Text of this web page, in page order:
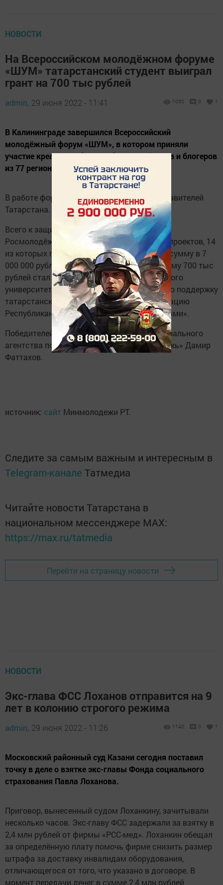
НОВОСТИ
На Всероссийском молодёжном форуме
«ШУМ» татарстанский студент выиграл
грант на 700 тыс рублей
admin, 29 июня 2022 - 11:41 1050 0 1
В Калининграде завершился Всероссийский
молодёжный форум «ШУМ», в котором приняли
участие креаторов, фотографов, дизайнеров и блогеров
из 77 регионов страны.
В работе форума приняли участие 9 представителей
Татарстана.
Всего к защите в грантовом конкурсе от
Росмолодёжь.Гранты были допущены 113 проектов, 14
из которых получили поддержку на общую сумму в 7
000 000 рублей. Обладателем гранта на сумму 700 тыс
рублей стал студент Казанского федерального
университета Дмитрий Томкевич. Грантовую поддержку
татарстанский участник получил на реализацию
Республиканской медиашколы «Слово за нами».
Победителей награждал заместитель Федерального
агентства по делам молодёжи «Росмолодёжь» Дамир
Фаттахов.
источник: сайт Минмолодежи РТ.
Следите за самым важным и интересным в
Telegram-канале Татмедиа
Читайте новости Татарстана в
национальном мессенджере MАХ:
https://max.ru/tatmedia
Перейти на страницу новости
НОВОСТИ
Экс-глава ФСС Лоханов отправится на 9
лет в колонию строгого режима
admin, 29 июня 2022 - 11:26 1140 0 1
Московский районный суд Казани сегодня поставил
точку в деле о взятке экс-главы Фонда социального
страхования Павла Лоханова.
Приговор, вынесенный судом Лоханкину, зачитывали
несколько часов. Экс-главу ФСС задержали за взятку в
2,4 млн рублей от фирмы «РСС-мед». Лоханкин обещал
за определённую плату помочь фирме снизить размер
штрафа за доставку инвалидам оборудования,
отличающегося от того, что указано в договоре. В
момент передачи денег в сумме 2,4 млн рублей